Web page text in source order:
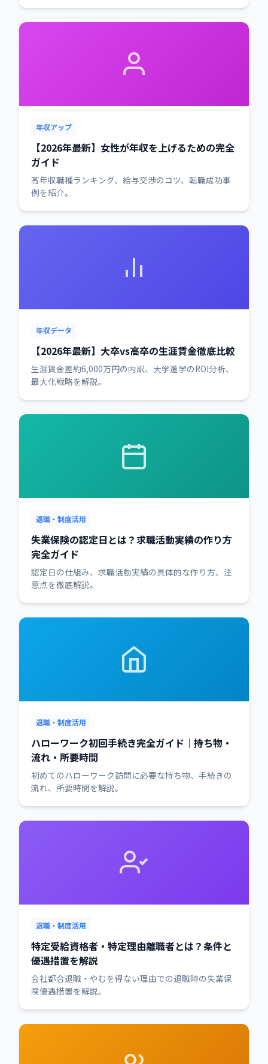
年収アップ
【2026年最新】女性が年収を上げるための完全
ガイド
高年収職種ランキング、給与交渉のコツ、転職成功事
例を紹介。
年収データ
【2026年最新】大卒vs高卒の生涯賃金徹底比較
生涯賃金差約6,000万円の内訳、大学進学のROI分析、
最大化戦略を解説。
退職・制度活用
失業保険の認定日とは？求職活動実績の作り方
完全ガイド
認定日の仕組み、求職活動実績の具体的な作り方、注
意点を徹底解説。
退職・制度活用
ハローワーク初回手続き完全ガイド｜持ち物・
流れ・所要時間
初めてのハローワーク訪問に必要な持ち物、手続きの
流れ、所要時間を解説。
退職・制度活用
特定受給資格者・特定理由離職者とは？条件と
優遇措置を解説
会社都合退職・やむを得ない理由での退職時の失業保
険優遇措置を解説。